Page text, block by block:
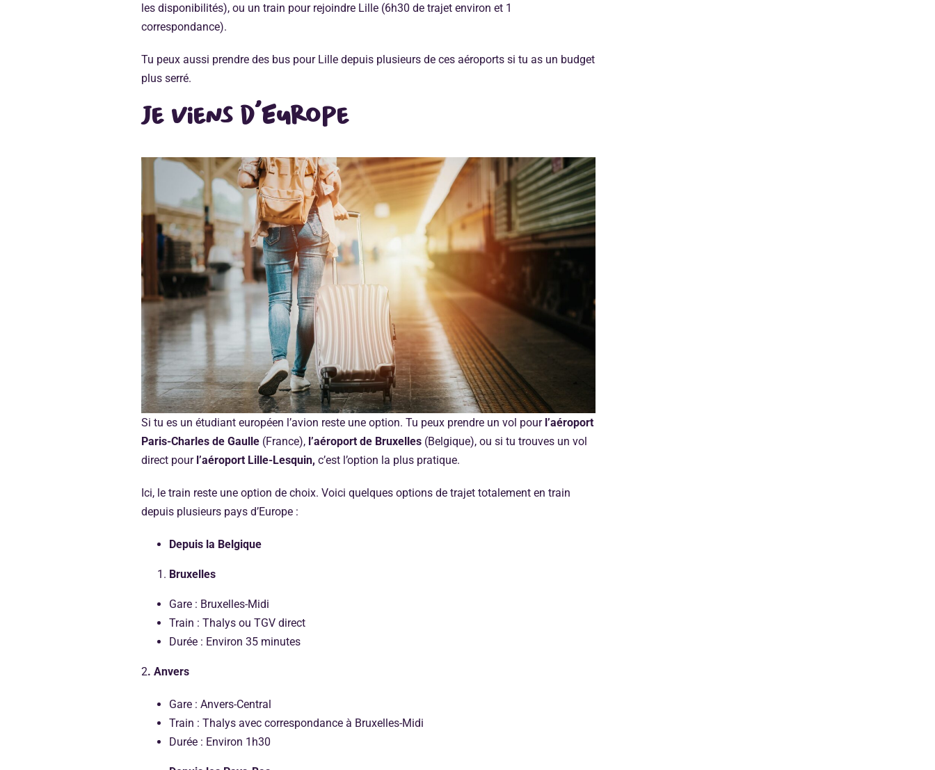
les disponibilités), ou un train pour rejoindre Lille (6h30 de trajet environ et 1
correspondance).
Tu peux aussi prendre des bus pour Lille depuis plusieurs de ces aéroports si tu as un budget
plus serré.
Je viens d’Europe
Si tu es un étudiant européen l’avion reste une option. Tu peux prendre un vol pour l’aéroport
Paris-Charles de Gaulle(France), l’aéroport de Bruxelles(Belgique), ou si tu trouves un vol
direct pour l’aéroport Lille-Lesquin, c’est l’option la plus pratique.
Ici, le train reste une option de choix. Voici quelques options de trajet totalement en train
depuis plusieurs pays d’Europe :
Depuis la Belgique
Bruxelles
Gare : Bruxelles-Midi
Train : Thalys ou TGV direct
Durée : Environ 35 minutes
2. Anvers
Gare : Anvers-Central
Train : Thalys avec correspondance à Bruxelles-Midi
Durée : Environ 1h30